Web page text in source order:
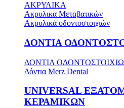
ΑΚΡΥΛΙΚΑ
Ακρυλικα Μεταβατικών
Ακρυλικά οδοντοστοιχιών
ΔΟΝΤΙΑ
ΔΟΝΤΙΑ
Δόντια Merz Dental
UNIVERSAL
ΚΕΡΑΜΙΚΩΝ